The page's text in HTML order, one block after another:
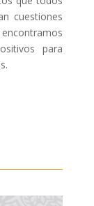
cuestiones
para